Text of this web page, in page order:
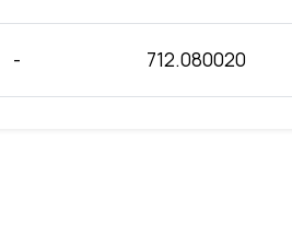
- 712.080020